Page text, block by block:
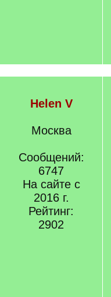
Helen V
Москва
Сообщений:
6747
На сайте с
2016 г.
Рейтинг:
2902